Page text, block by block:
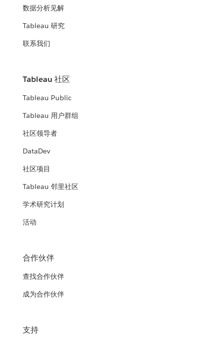
数据分析见解
Tableau 研究
联系我们
Tableau 社区
Tableau Public
Tableau 用户群组
社区领导者
DataDev
社区项目
Tableau 邻里社区
学术研究计划
活动
合作伙伴
查找合作伙伴
成为合作伙伴
支持